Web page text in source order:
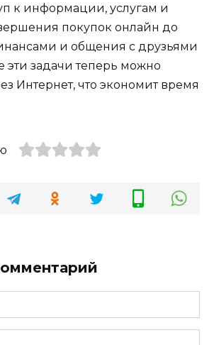
к информации, услугам и
покупок онлайн до
и общения с друзьями
эти задачи теперь можно
Интернет, что экономит время